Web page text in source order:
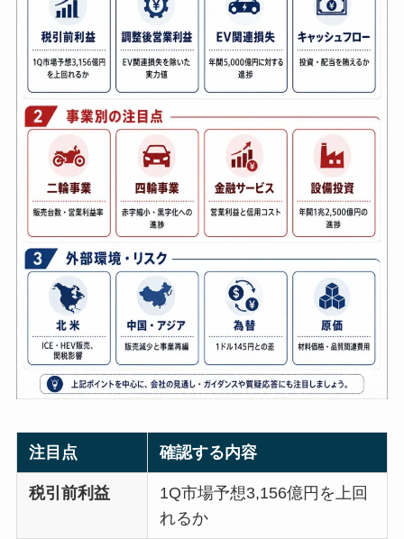
注目点 確認する内容
税引前利益
1Q市場予想3,156億円を上回
れるか